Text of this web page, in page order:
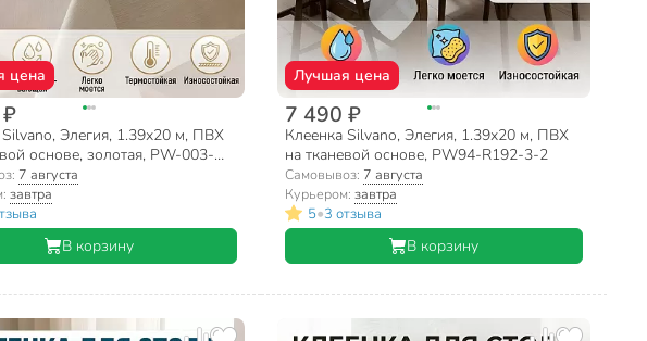
цена
Silvano, Элегия, 1.39х20 м, ПВХ
основе, золотая, PW-003-
7 августа
завтра
В корзину
Лучшая цена
7 490 ₽
Клеенка Silvano, Элегия, 1.39х20 м, ПВХ
на тканевой основе, PW94-R192-3-2
Самовывоз: 7 августа
Курьером:завтра
5•3 отзыва
В корзину